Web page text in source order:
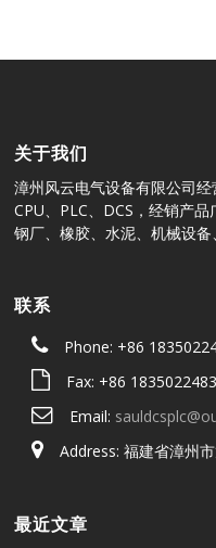
关于我们
漳州风云电气设备有限公司经
CPU、PLC、DCS，经销产品
钢厂、橡胶、水泥、机械设备
联系
Phone: +86
Fax: +86
Email:
Address: 福建省漳州
最近文章